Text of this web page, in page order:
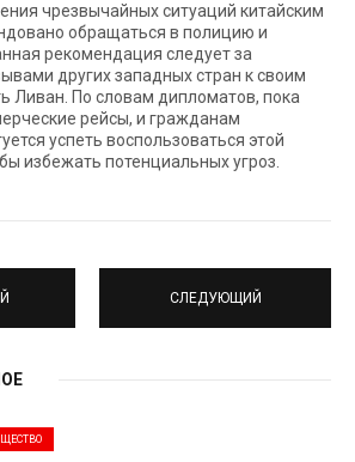
чрезвычайных ситуаций китайским
обращаться в полицию и
рекомендация следует за
других западных стран к своим
Ливан. По словам дипломатов, пока
рейсы, и гражданам
успеть воспользоваться этой
избежать потенциальных угроз.
СЛЕДУЮЩИЙ